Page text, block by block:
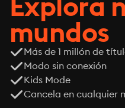
mundos
Más de 1 millón de
Modo sin conexión
Kids Mode
Cancela en cualquier